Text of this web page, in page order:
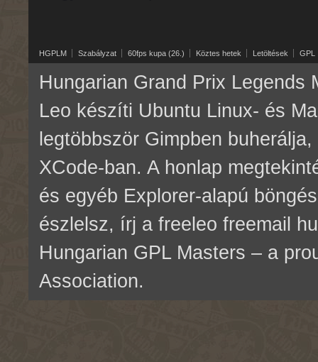
HGPLM Szabályzat 60fps kupa (26.) Köztes hetek Letöltések GPL
Hungarian Grand Prix Legends
Leo készíti Ubuntu Linux- és
legtöbbször Gimpben
XCode-ban. A honlap
és egyéb Explorer-alapú
észlelsz, írj a freeleo freemail
Hungarian GPL Masters – a
Association.